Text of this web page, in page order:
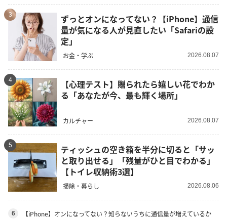
3
ずっとオンになってない？【iPhone】通信
量が気になる人が見直したい「Safariの設
定」
お金・学ぶ 2026.08.07
4
【心理テスト】贈られたら嬉しい花でわか
る「あなたが今、最も輝く場所」
カルチャー 2026.08.07
5
ティッシュの空き箱を半分に切ると「サッ
と取り出せる」「残量がひと目でわかる」
【トイレ収納術3選】
掃除・暮らし 2026.08.06
6
【iPhone】オンになってない？知らないうちに通信量が増えているか